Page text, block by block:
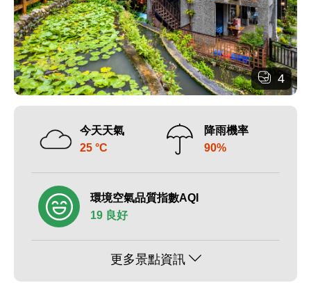
4
今天天氣
25 °C
降雨機率
90%
環境空氣品質指數AQI
19 良好
更多景點資訊